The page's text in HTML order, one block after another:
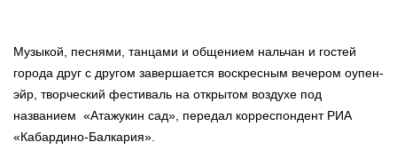
Музыкой, песнями, танцами и общением нальчан и гостей
города друг с другом завершается воскресным вечером оупен-
эйр, творческий фестиваль на открытом воздухе под
названием «Атажукин сад», передал корреспондент РИА
«Кабардино-Балкария».